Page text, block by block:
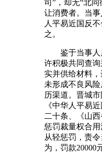
司”，却无“北
让消费者。当
人平易近国反
之。
鉴于当事人
许积极共同查
实并供给材料，
未形成不良风
历渠道。晋城
《中华人平易
二十条、《山
惩罚裁量权合
从轻惩罚，责
为，罚款20000